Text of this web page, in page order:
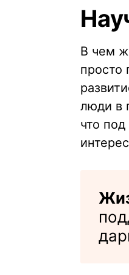
В чем
просто
люди в
что